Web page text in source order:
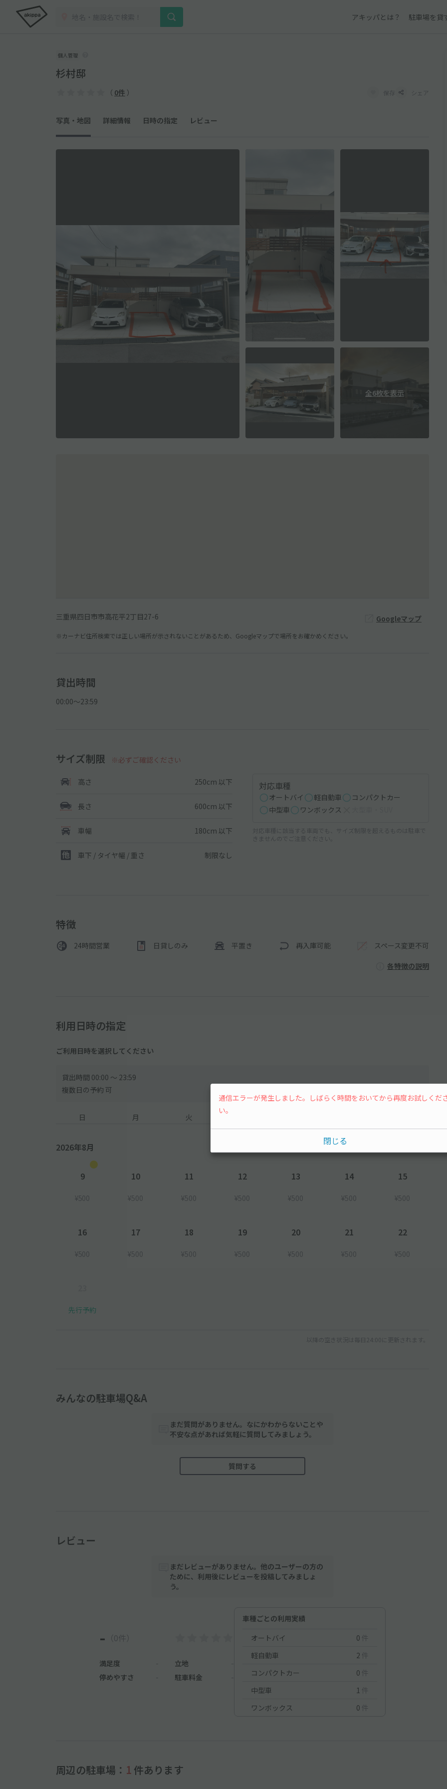
アキッパとは？ 駐車場を貸
個人管理
杉村邸
（ 0件 ） 保存 シェア
写真・地図 詳細情報 日時の指定 レビュー
全6枚を表示
三重県四日市市高花平2丁目27-6 Googleマップ
※カーナビ住所検索では正しい場所が示されないことがあるため、Googleマップで場所をお確かめください。
貸出時間
00:00〜23:59
サイズ制限 ※必ずご確認ください
高さ 250cm 以下
長さ 600cm 以下
車幅 180cm 以下
車下 / タイヤ幅 / 重さ 制限なし
対応車種
オートバイ 軽自動車
コンパクトカー
中型車
ワンボックス
対応車種に該当する車両でも、サイズ制限を超えるものは駐車で
きませんのでご注意ください。
特徴
24時間営業 日貸しのみ 平置き 再入庫可能 スペース変更不可
各特徴の説明
利用日時の指定
ご利用日時を選択してください
貸出時間 00:00 〜 23:59
複数日の予約 可
日 月 火
2026年8月
9
¥500
10
¥500
11
¥500
12
¥500
13
¥500
14
¥500
15
¥500
16
¥500
17
¥500
18
¥500
19
¥500
20
¥500
21
¥500
22
¥500
先行予約
以降の空き状況は毎日24:00に更新されます。
みんなの駐車場Q&A
まだ質問がありません。なにかわからないことや
不安な点があれば気軽に質問してみましょう。
質問する
レビュー
まだレビューがありません。他のユーザーの方の
ために、利用後にレビューを投稿してみましょ
う。
- （0件）
満足度 立地
停めやすさ
駐車料金
車種ごとの利用実績
オートバイ
0 件
軽自動車
2 件
コンパクトカー
0 件
中型車
1 件
ワンボックス
0 件
周辺の駐車場： 1 件あります
通信エラーが発生しました。しばらく時間をおいてから再度お試しくだ
い。
閉じる